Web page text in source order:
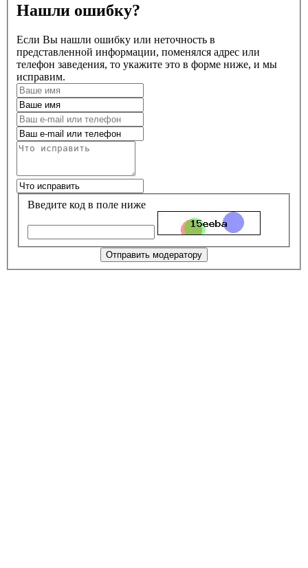
Нашли ошибку?
Если Вы нашли ошибку или неточность в
представленной информации, поменялся адрес или
телефон заведения, то укажите это в форме ниже, и мы
исправим.
Введите код в поле ниже
Отправить модератору